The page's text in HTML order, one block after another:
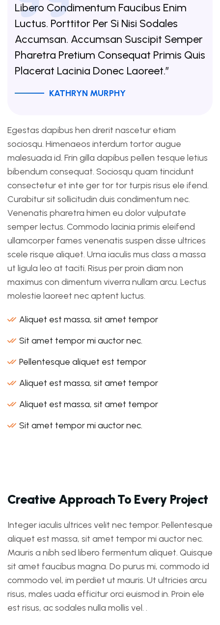
Libero Condimentum Faucibus Enim
Luctus. Porttitor Per Si Nisi Sodales
Accumsan. Accumsan Suscipit Semper
Pharetra Pretium Consequat Primis Quis
Placerat Lacinia Donec Laoreet.”
KATHRYN MURPHY
Egestas dapibus hen drerit nascetur etiam
sociosqu. Himenaeos interdum tortor augue
malesuada id. Frin gilla dapibus pellen tesque letius
bibendum consequat. Sociosqu quam tincidunt
consectetur et inte ger tor tor turpis risus ele ifend.
Curabitur sit sollicitudin duis condimentum nec.
Venenatis pharetra himen eu dolor vulputate
semper lectus. Commodo lacinia primis eleifend
ullamcorper fames venenatis suspen disse ultrices
scele risque aliquet. Urna iaculis mus class a massa
ut ligula leo at taciti. Risus per proin diam non
maximus con dimentum viverra nullam arcu. Lectus
molestie laoreet nec aptent luctus.
Aliquet est massa, sit amet tempor
Sit amet tempor mi auctor nec.
Pellentesque aliquet est tempor
Aliquet est massa, sit amet tempor
Aliquet est massa, sit amet tempor
Sit amet tempor mi auctor nec.
Creative Approach To Every Project
Integer iaculis ultrices velit nec tempor. Pellentesque
aliquet est massa, sit amet tempor mi auctor nec.
Mauris a nibh sed libero fermentum aliquet. Quisque
sit amet faucibus magna. Do purus mi, commodo id
commodo vel, im perdiet ut mauris. Ut ultricies arcu
risus, males uada efficitur orci euismod in. Proin ele
est risus, ac sodales nulla mollis vel. .